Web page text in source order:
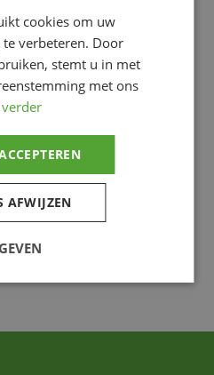
Pad 28.6mm Yellow
to fit 28.6mm Bars are
that is also super strong
and crash damage.
cookies om uw
verbeteren. Door
stemt u in met
met ons
verder
AFWIJZEN